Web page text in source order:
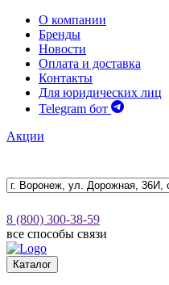
О компании
Бренды
Новости
Оплата и доставка
Контакты
Для юридических лиц
Telegram бот
Акции
8 (800) 300-38-59
все способы связи
Каталог